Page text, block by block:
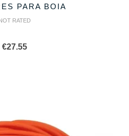
PARA BOIA
RATED
€27.55